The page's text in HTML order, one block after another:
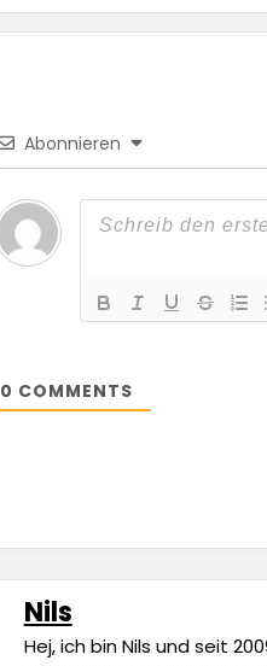
Abonnieren
0 COMMENTS
Nils
Hej, ich bin Nils und seit